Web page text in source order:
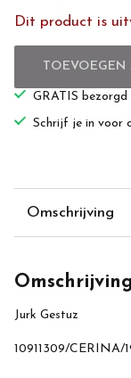
Dit product is
TOEVOEGEN
GRATIS
Schrijf je in voor
Omschrijving
Omschrijving
Jurk Gestuz
10911309/CERINA/